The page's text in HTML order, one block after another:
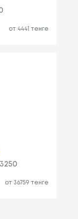
от 4441 тенге
от 36759 тенге